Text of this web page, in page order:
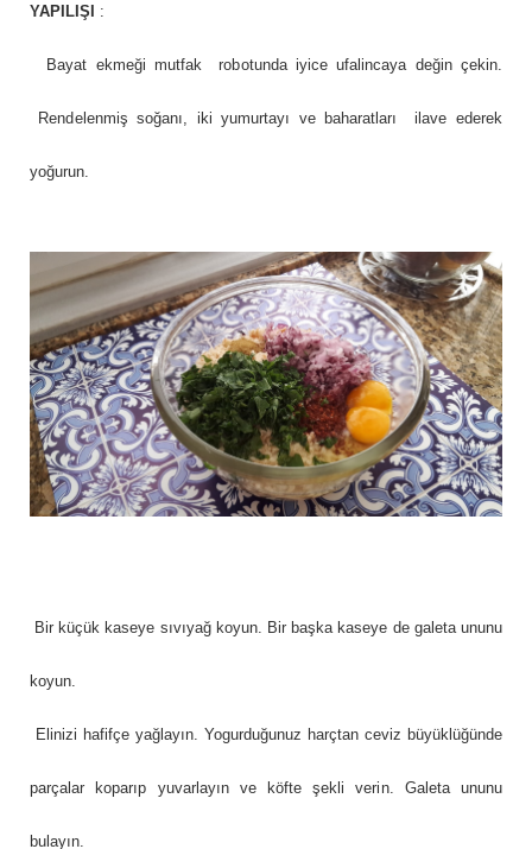
YAPILIŞI :
Bayat ekmeği mutfakrobotunda iyice ufalincaya değin çekin.
Rendelenmiş soğanı, iki yumurtayı ve baharatları ilave ederek
yoğurun.
Bir küçük kaseye sıvıyağ koyun. Bir başka kaseye de galeta ununu
koyun.
Elinizi hafifçe yağlayın. Yogurduğunuz harçtan ceviz büyüklüğünde
parçalar koparıp yuvarlayın ve köfte şekli verin. Galeta ununu
bulayın.